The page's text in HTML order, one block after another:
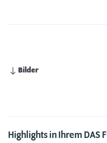
Bilder
Highlights in Ihrem DAS